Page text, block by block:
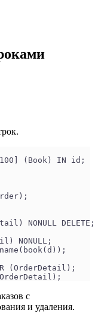
(Book) IN id;
NONULL DELETE;
NONULL;
(OrderDetail);
с
и удаления.